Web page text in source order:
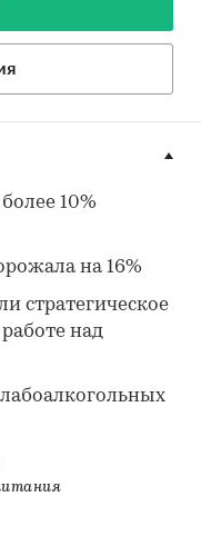
10%
на 16%
стратегическое
над